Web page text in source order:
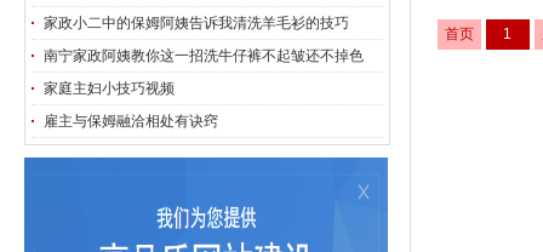
家政小二中的保姆阿姨告诉我清洗羊毛衫的技巧
南宁家政阿姨教你这一招洗牛仔裤不起皱还不掉色
家庭主妇小技巧视频
雇主与保姆融洽相处有诀窍
首页 1